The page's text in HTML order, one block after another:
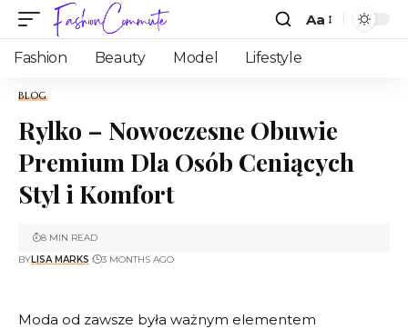
Aa
Fashion Beauty Model Lifestyle
BLOG
Rylko – Nowoczesne Obuwie
Premium Dla Osób Ceniących
Styl i Komfort
BYLISA MARKS 3 MONTHS AGO
8 MIN READ
Moda od zawsze była ważnym elementem